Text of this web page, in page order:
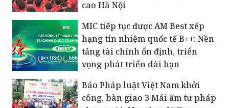
hạng tín nhiệm quốc tế B++: Nền
tảng tài chính ổn định, triển
vọng phát triển dài hạn
Báo Pháp luật Việt Nam khởi
công, bàn giao 3 Mái ấm tư pháp
cho người dân vùng lũ Tương
Dương